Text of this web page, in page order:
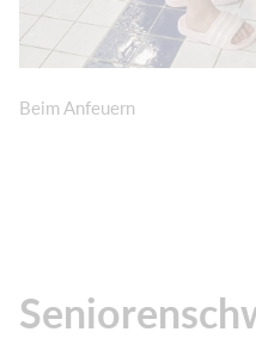
Beim Anfeuern